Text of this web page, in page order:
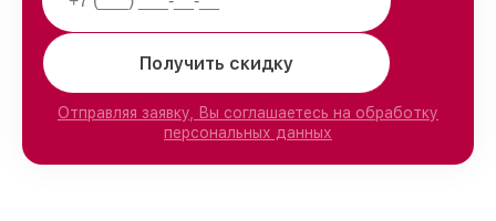
Получить скидку
Отправляя заявку, Вы соглашаетесь на обработку
персональных данных